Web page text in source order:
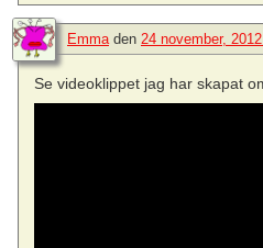
Emma den 24 november,
Se videoklippet jag har skapat